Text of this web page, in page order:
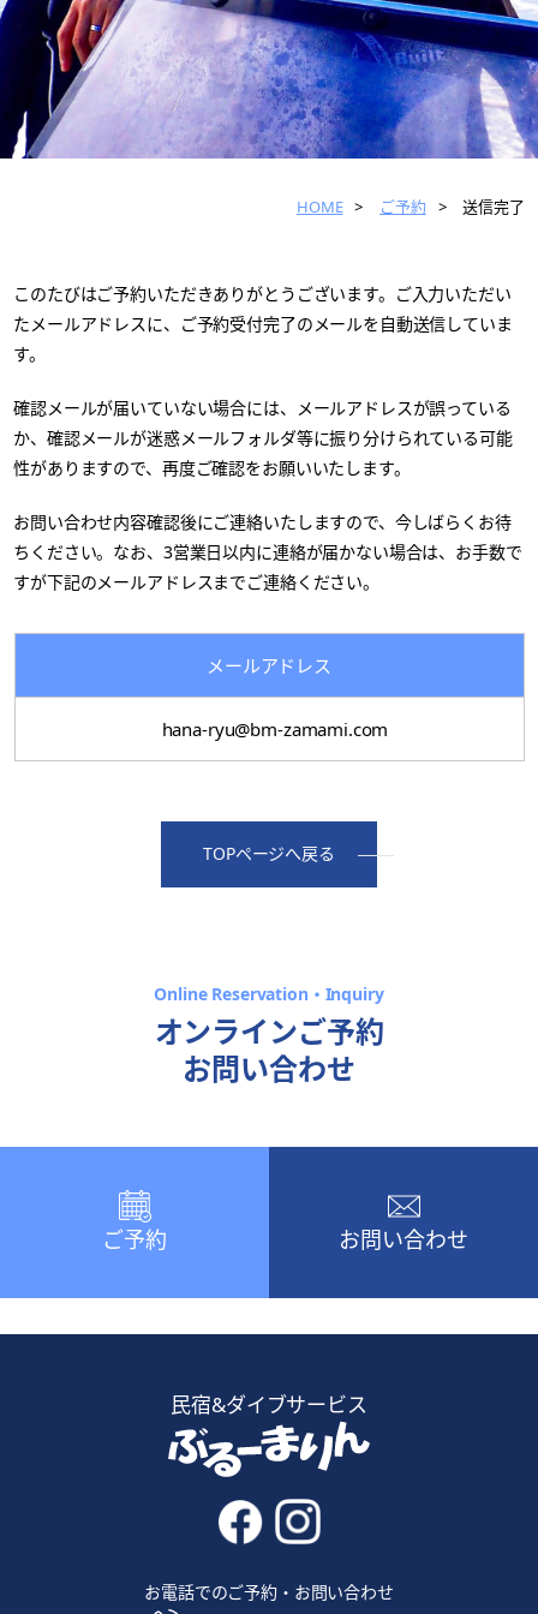
HOME ご予約 送信完了
このたびはご予約いただきありがとうございます。ご入力いただい
たメールアドレスに、ご予約受付完了のメールを自動送信していま
す。
確認メールが届いていない場合には、メールアドレスが誤っている
か、確認メールが迷惑メールフォルダ等に振り分けられている可能
性がありますので、再度ご確認をお願いいたします。
お問い合わせ内容確認後にご連絡いたしますので、今しばらくお待
ちください。 なお、3営業日以内に連絡が届かない場合は、お手数で
すが下記のメールアドレスまでご連絡ください。
メールアドレス
hana-ryu@bm-zamami.com
TOPページへ戻る
オンラインご予約
お問い合わせ
ご予約 お問い合わせ
民宿&ダイブサービス
お電話でのご予約・お問い合わせ